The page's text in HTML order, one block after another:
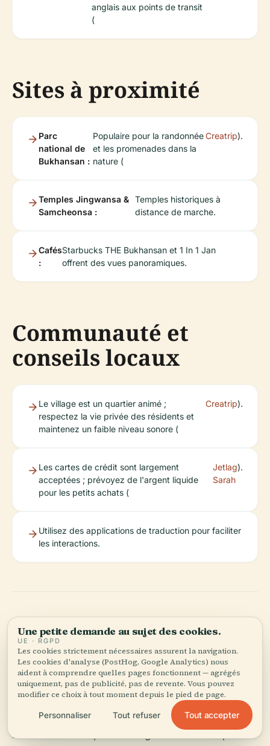
anglais aux points de transit
(
Sites à proximité
Parc
national de
Bukhansan :
Populaire pour la randonnée
et les promenades dans la
nature (
Creatrip).
Temples Jingwansa &
Samcheonsa :
Temples historiques à
distance de marche.
Cafés
:
Starbucks THE Bukhansan et 1 In 1 Jan
offrent des vues panoramiques.
Communauté et
conseils locaux
Le village est un quartier animé ;
respectez la vie privée des résidents et
maintenez un faible niveau sonore (
Creatrip).
Les cartes de crédit sont largement
acceptées ; prévoyez de l'argent liquide
pour les petits achats (
Jetlag
Sarah
).
Utilisez des applications de traduction pour faciliter
les interactions.
Résumé et
recommandations
Le poste de police de Seoul Eunpyeong est un
pilier de la sécurité et du soutien communautaire,
idéalement situé pour les urgences comme pour
Une petite demande au sujet des cookies.
UE · RGPD
Les cookies strictement nécessaires assurent la navigation.
Les cookies d'analyse (PostHog, Google Analytics) nous
aident à comprendre quelles pages fonctionnent — agrégés
uniquement, pas de publicité, pas de revente. Vous pouvez
modifier ce choix à tout moment depuis le pied de page.
Personnaliser Tout refuser Tout accepter